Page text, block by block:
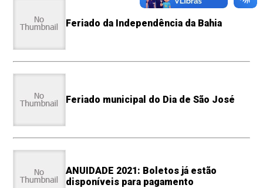
Feriado da Independência da Bahia
Feriado municipal do Dia de São José
ANUIDADE 2021: Boletos já estão
disponíveis para pagamento